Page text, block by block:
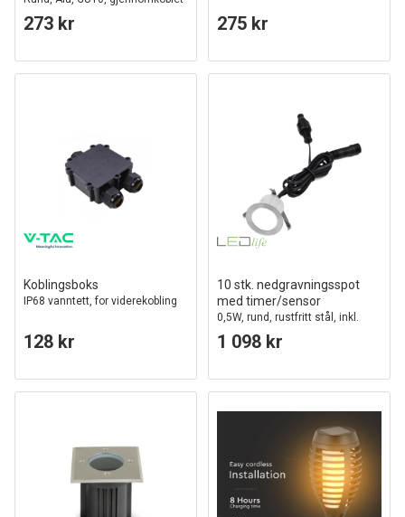
273 kr 275 kr
Koblingsboks
IP68 vanntett, for viderekobling
128 kr
10 stk. nedgravningsspot
med timer/sensor
0,5W, rund, rustfritt stål, inkl.
strømforsyning
1 098 kr